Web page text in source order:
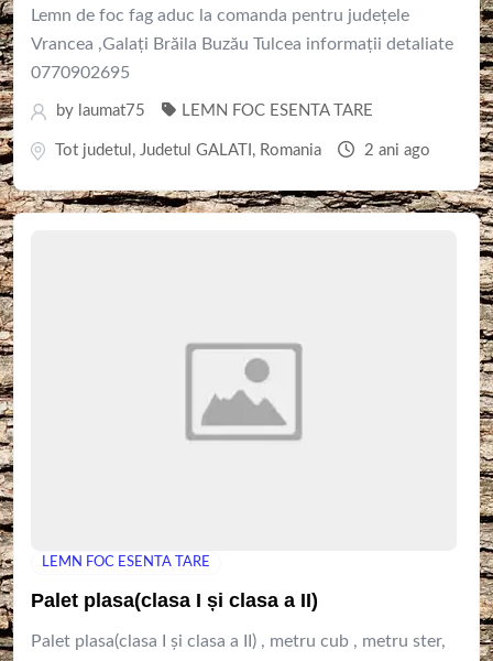
Lemn de foc fag aduc la comanda pentru județele
Vrancea ,Galați Brăila Buzău Tulcea informații detaliate
0770902695
by laumat75 LEMN FOC ESENTA TARE
Tot judetul , Judetul GALATI , Romania 2 ani ago
LEMN FOC ESENTA TARE
Palet plasa(clasa I și clasa a II)
Palet plasa(clasa I și clasa a II) , metru cub , metru ster,